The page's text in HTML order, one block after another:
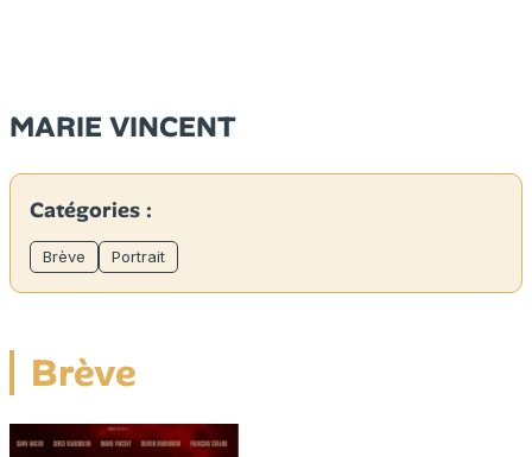
MARIE VINCENT
Catégories :
Brève Portrait
Brève